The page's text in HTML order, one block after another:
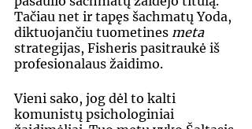
Tačiau net ir tapęs šachmatų Yoda,
diktuojančiu tuometines meta
strategijas, Fisheris pasitraukė iš
profesionalaus žaidimo.
Vieni sako, jog dėl to kalti
komunistų psichologiniai